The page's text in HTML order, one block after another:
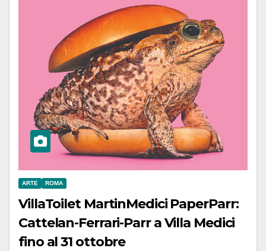
ARTE ROMA
VillaToilet MartinMedici PaperParr:
Cattelan-Ferrari-Parr a Villa Medici
fino al 31 ottobre